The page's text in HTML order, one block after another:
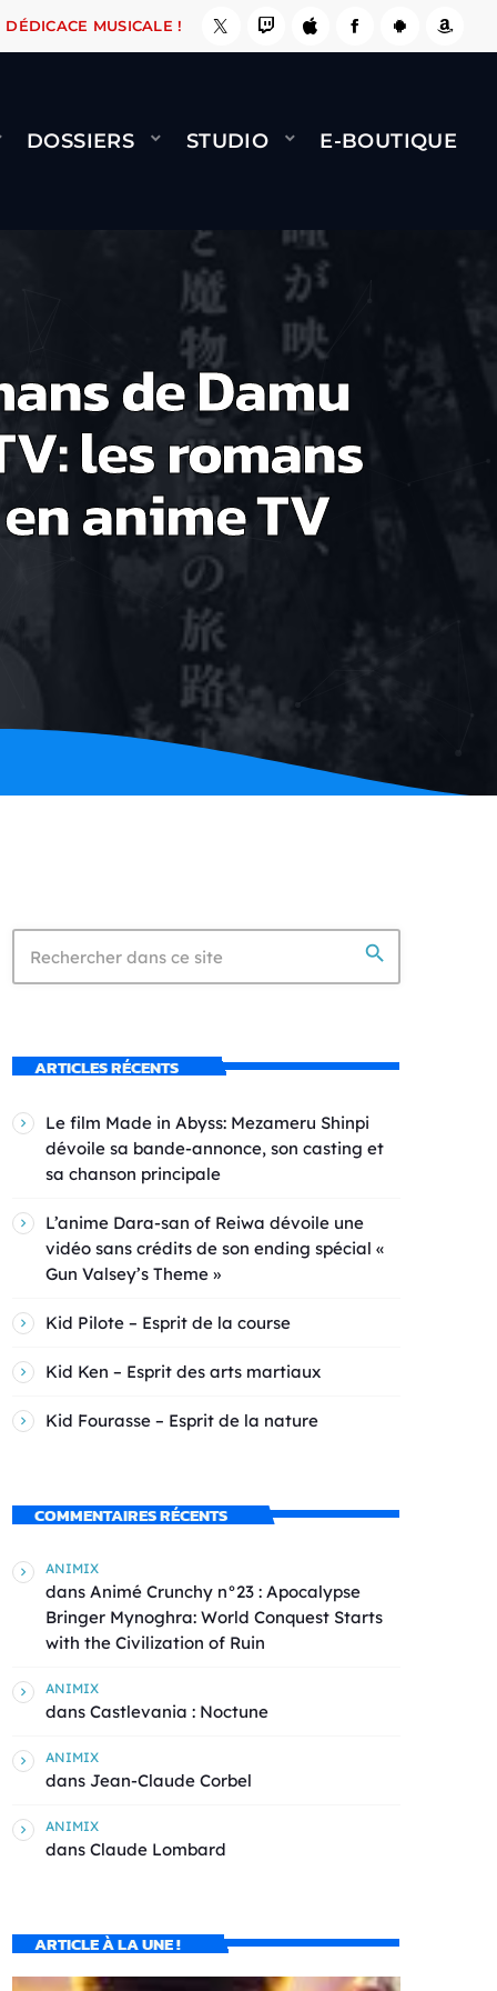
ÇA LE FAIT ! NAMI BERNARD MINET - FLY
DÉDICACE MUSICALE !
DOSSIERS STUDIO E-BOUTIQUE
de Damu
les romans
anime TV
search
ARTICLES RÉCENTS
Le film Made in Abyss: Mezameru Shinpi
dévoile sa bande-annonce, son casting et
sa chanson principale
L’anime Dara-san of Reiwa dévoile une
vidéo sans crédits de son ending spécial «
Gun Valsey’s Theme »
Kid Pilote – Esprit de la course
Kid Ken – Esprit des arts martiaux
Kid Fourasse – Esprit de la nature
COMMENTAIRES RÉCENTS
ANIMIX
dans Animé Crunchy n°23 : Apocalypse
Bringer Mynoghra: World Conquest Starts
with the Civilization of Ruin
ANIMIX
dans Castlevania : Noctune
ANIMIX
dans Jean-Claude Corbel
ANIMIX
dans Claude Lombard
ARTICLE À LA UNE !